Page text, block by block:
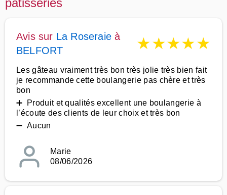
patisseries
Avis sur La Roseraie à
BELFORT
★★★★★
Les gâteau vraiment très bon très jolie très bien fait
je recommande cette boulangerie pas chère et très
bon
➕ Produit et qualités excellent une boulangerie à
l’écoute des clients de leur choix et très bon
➖ Aucun
Marie
08/06/2026